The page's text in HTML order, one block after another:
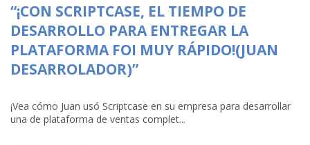
“¡CON SCRIPTCASE, EL TIEMPO DE
DESARROLLO PARA ENTREGAR LA
PLATAFORMA FOI MUY RÁPIDO!(JUAN
DESARROLADOR)”
¡Vea cómo Juan usó Scriptcase en su empresa para desarrollar
una de plataforma de ventas complet...